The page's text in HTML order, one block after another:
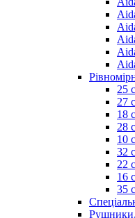
25
27
18
28
10
32
22
16
35
Рушники,